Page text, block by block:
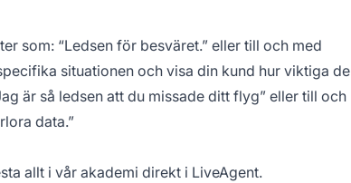
som: “Ledsen för besväret.” eller till och med
situationen och visa din kund hur viktiga de
är så ledsen att du missade ditt flyg” eller till och
data.”
allt i vår akademi direkt i LiveAgent.